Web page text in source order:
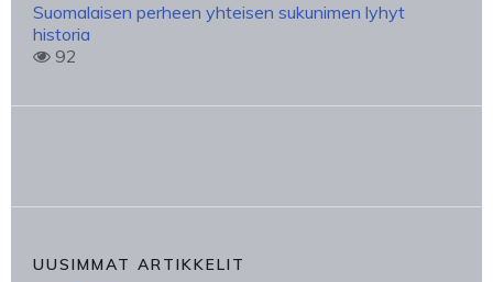
Suomalaisen perheen yhteisen sukunimen lyhyt
historia
92
UUSIMMAT ARTIKKELIT